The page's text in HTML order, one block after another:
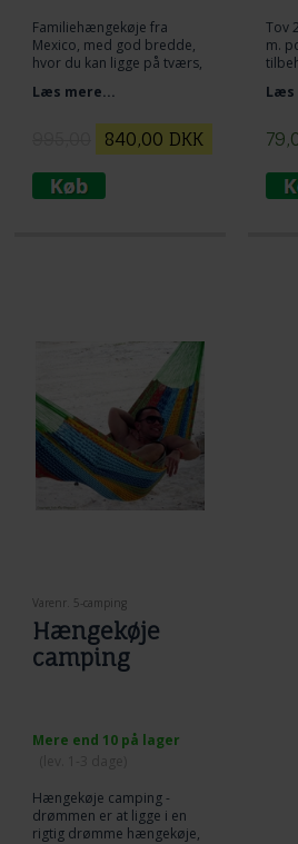
Familiehængekøje fra
Mexico, med god bredde,
hvor du kan ligge på tværs,
Tumleplads til hele familien.
større modeller. Unikt
velvære og en af de mest
købte gennem mange år!
Læs mere...
840,00 DKK
Tov
m.
Læs
Varenr. 5-camping
Hængekøje
camping
Mere end 10 på lager
Hængekøje camping -
drømmen er at ligge i en
rigtig drømme hængekøje,